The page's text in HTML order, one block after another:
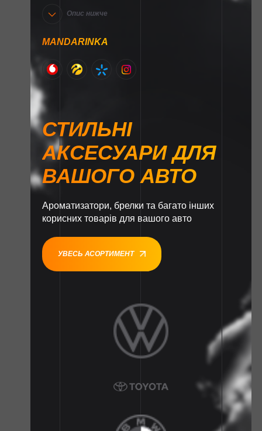
Опис нижче
MANDARINKA
СТИЛЬНІ
АКСЕСУАРИ ДЛЯ
ВАШОГО АВТО
Ароматизатори, брелки та багато інших
корисних товарів для вашого авто
УВЕСЬ АСОРТИМЕНТ